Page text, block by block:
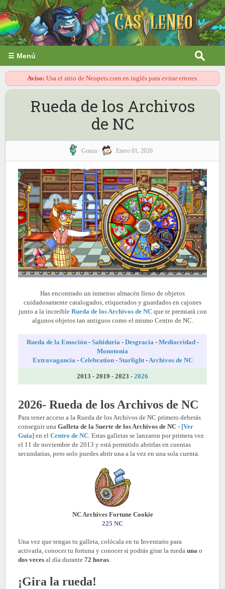
☰ Menú
Aviso: Usa el sitio de Neopets.com en inglés para evitar errores.
Rueda de los Archivos
de NC
Gonza Enero 01, 2026
Has encontrado un inmenso almacén lleno de objetos
cuidadosamente catalogados, etiquetados y guardados en cajones
junto a la increíble Rueda de los Archivos de NCque te premiará con
algunos objetos tan antiguos como el mismo Centro de NC.
Rueda de la Emoción- Sabiduría- Desgracia- Mediocridad-
Monotonía
Extravagancia- Celebration- Starlight-Archivos de NC
2013 - 2019 - 2023 - 2026
2026- Rueda de los Archivos de NC
Para tener acceso a la Rueda de los Archivos de NC primero deberás
conseguir una Galleta de la Suerte de los Archivos de NC - [Ver
Guía] en el Centro de NC. Estas galletas se lanzaron por primera vez
el 11 de noviembre de 2013 y está permitido abrirlas en cuentas
secundarias, pero solo puedes abrir una a la vez en una sola cuenta.
NC Archives Fortune Cookie
225 NC
Una vez que tengas tu galleta, colócala en tu Inventario para
activarla, conocer tu fortuna y conocer si podrás girar la rueda una o
dos veces al día durante 72 horas.
¡Gira la rueda!